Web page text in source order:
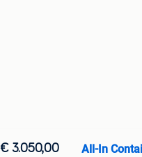
€ 3.050,00 All-In